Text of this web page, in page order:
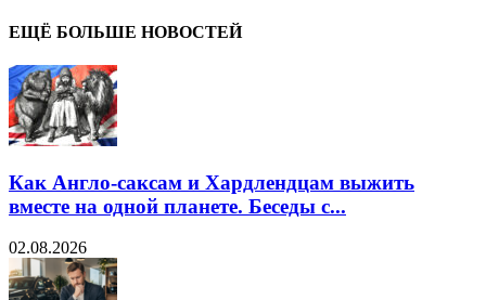
ЕЩЁ БОЛЬШЕ НОВОСТЕЙ
Как Англо-саксам и Хардлендцам выжить
вместе на одной планете. Беседы с...
02.08.2026